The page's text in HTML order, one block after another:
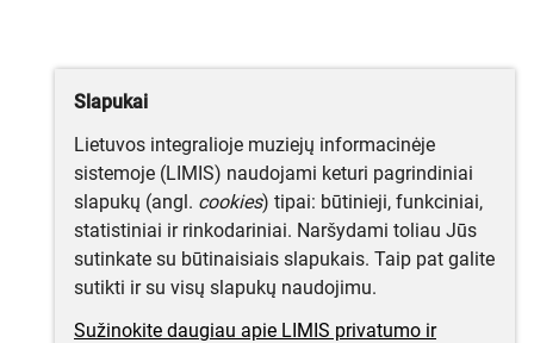
Slapukai
Lietuvos integralioje muziejų informacinėje
sistemoje (LIMIS) naudojami keturi pagrindiniai
slapukų (angl. cookies) tipai: būtinieji, funkciniai,
statistiniai ir rinkodariniai. Naršydami toliau Jūs
sutinkate su būtinaisiais slapukais. Taip pat galite
sutikti ir su visų slapukų naudojimu.
Sužinokite daugiau apie LIMIS privatumo ir